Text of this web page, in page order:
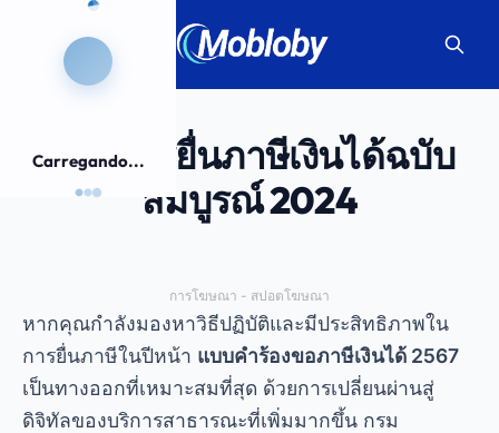
Carregando...
คู่มือการยื่นภาษีเงินได้ฉบับ
สมบูรณ์ 2024
การโฆษณา - สปอตโฆษณา
หากคุณกำลังมองหาวิธีปฏิบัติและมีประสิทธิภาพใน
การยื่นภาษีในปีหน้า แบบคำร้องขอภาษีเงินได้ 2567
เป็นทางออกที่เหมาะสมที่สุด ด้วยการเปลี่ยนผ่านสู่
ดิจิทัลของบริการสาธารณะที่เพิ่มมากขึ้น กรม